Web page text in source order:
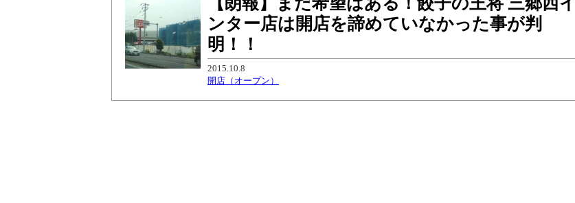
ンター店は開店を諦めていなかった事が判
明！！
2015.10.8
開店（オープン）